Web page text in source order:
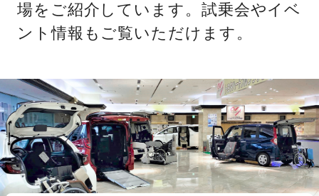
場をご紹介しています。試乗会やイベ
ント情報もご覧いただけます。